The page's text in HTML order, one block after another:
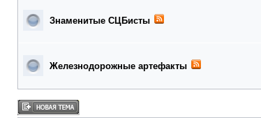
Знаменитые СЦБисты
Железнодорожные артефакты